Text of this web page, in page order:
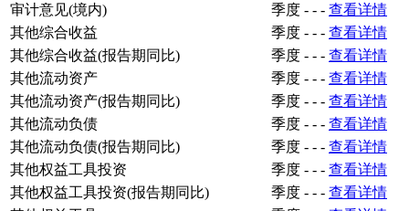
审计意见(境内)
季度 - - - 查看详情
其他综合收益
季度 - - - 查看详情
其他综合收益(报告期同比)
季度 - - - 查看详情
其他流动资产
季度 - - - 查看详情
其他流动资产(报告期同比)
季度 - - - 查看详情
其他流动负债
季度 - - - 查看详情
其他流动负债(报告期同比)
季度 - - - 查看详情
其他权益工具投资
季度 - - - 查看详情
其他权益工具投资(报告期同比)
季度 - - - 查看详情